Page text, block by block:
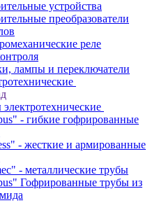
устройства
преобразователи
реле
лампы и переключатели
- гибкие гофрированные
- жесткие и армированные
- металлические трубы
Гофрированные трубы из